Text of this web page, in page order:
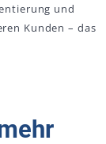
und
Kunden – das